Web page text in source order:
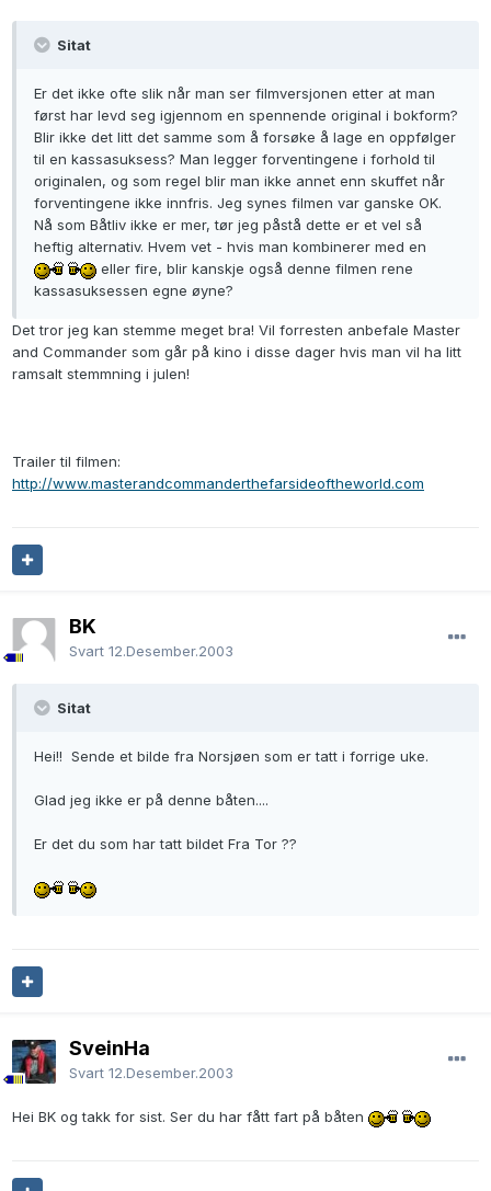
Sitat
Er det ikke ofte slik når man ser filmversjonen etter at man
først har levd seg igjennom en spennende original i bokform?
Blir ikke det litt det samme som å forsøke å lage en oppfølger
til en kassasuksess? Man legger forventingene i forhold til
originalen, og som regel blir man ikke annet enn skuffet når
forventingene ikke innfris. Jeg synes filmen var ganske OK.
Nå som Båtliv ikke er mer, tør jeg påstå dette er et vel så
heftig alternativ. Hvem vet - hvis man kombinerer med en
eller fire, blir kanskje også denne filmen rene
kassasuksessen egne øyne?
Det tror jeg kan stemme meget bra! Vil forresten anbefale Master
and Commander som går på kino i disse dager hvis man vil ha litt
ramsalt stemmning i julen!
Trailer til filmen:
http://www.masterandcommanderthefarsideoftheworld.com
BK
Svart 12.Desember.2003
Sitat
Hei!! Sende et bilde fra Norsjøen som er tatt i forrige uke.
Glad jeg ikke er på denne båten....
Er det du som har tatt bildet Fra Tor ??
SveinHa
Svart 12.Desember.2003
Hei BK og takk for sist. Ser du har fått fart på båten